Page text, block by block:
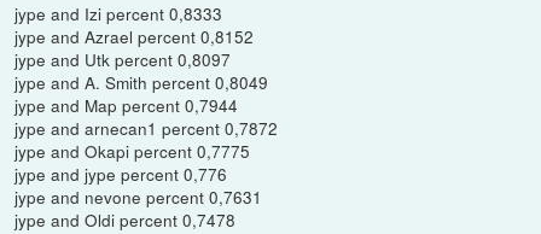
jype and Izi percent 0,8333
jype and Azrael percent 0,8152
jype and Utk percent 0,8097
jype and A. Smith percent 0,8049
jype and Map percent 0,7944
jype and arnecan1 percent 0,7872
jype and Okapi percent 0,7775
jype and jype percent 0,776
jype and nevone percent 0,7631
jype and Oldi percent 0,7478